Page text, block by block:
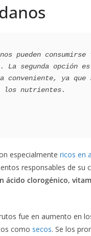
pueden
La segunda opción
conveniente, ya que
especialmente ricos en
responsables de su
ácido clorogénico,
fue en aumento en
como secos. Se los